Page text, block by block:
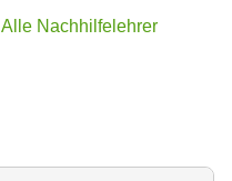
Alle Nachhilfelehrer